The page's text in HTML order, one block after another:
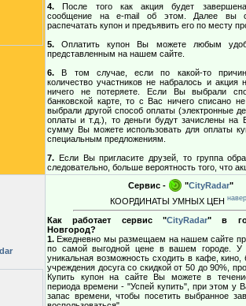
4. После того как акция будет
сообщение на e-mail об этом. Далее вы
распечатать купон и предъявить его по месту
5. Оплатить купон Вы можете любым
представленным на нашем сайте.
6. В том случае, если по какой-то
количество участников не набралось и акция
ничего не потеряете. Если Вы выбрали
банковской карте, то с Вас ничего списано
выбрали другой способ оплаты (электронные
оплаты и т.д.), то деньги будут зачислены на
сумму Вы можете использовать для оплаты
специальным предложениям.
7. Если Вы пригласите друзей, то группа
следовательно, больше вероятность того, что
Сервис - "CityRadar"
КООРДИНАТЫ УМНЫХ ЦЕН
Как работает сервис "CityRadar" в
Новгород?
1. Ежедневно мы размещаем на нашем сайте
по самой выгодной цене в вашем городе. У
уникальная возможность сходить в кафе, кино,
учреждения досуга со скидкой от 50 до 90%,
Купить купон на сайте Вы можете в
периода времени - "Успей купить", при этом у
запас времени, чтобы посетить выбранное